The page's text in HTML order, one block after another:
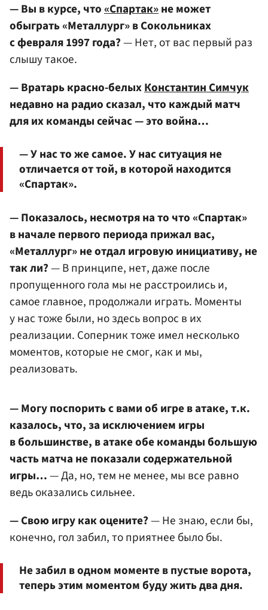
— Вы в курсе, что«Спартак»не может
обыграть «Металлург» в Сокольниках
с февраля 1997 года?— Нет, от вас первый раз
слышу такое.
— Вратарь красно-белыхКонстантин Симчук
недавно на радио сказал, что каждый матч
для их команды сейчас — это война…
— У нас то же самое. У нас ситуация не
отличается от той, в которой находится
«Спартак».
— Показалось, несмотря на то что «Спартак»
в начале первого периода прижал вас,
«Металлург» не отдал игровую инициативу, не
так ли?— В принципе, нет, даже после
пропущенного гола мы не расстроились и,
самое главное, продолжали играть. Моменты
у нас тоже были, но здесь вопрос в их
реализации. Соперник тоже имел несколько
моментов, которые не смог, как и мы,
реализовать.
— Могу поспорить с вами об игре в атаке, т.к.
казалось, что, за исключением игры
в большинстве, в атаке обе команды большую
часть матча не показали содержательной
игры…— Да, но, тем не менее, мы все равно
ведь оказались сильнее.
— Свою игру как оцените?— Не знаю, если бы,
конечно, гол забил, то приятнее было бы.
Не забил в одном моменте в пустые ворота,
теперь этим моментом буду жить два дня.